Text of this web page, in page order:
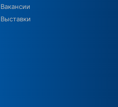
Вакансии
Выставки